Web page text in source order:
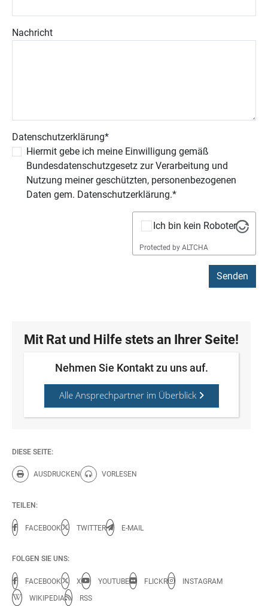
Nachricht
Datenschutzerklärung*
Hiermit gebe ich meine Einwilligung gemäß
Bundesdatenschutzgesetz zur Verarbeitung und
Nutzung meiner geschützten, personenbezogenen
Daten gem. Datenschutzerklärung.*
Ich bin kein Roboter
Protected by ALTCHA
Mit Rat und Hilfe stets an Ihrer Seite!
Nehmen Sie Kontakt zu uns auf.
Alle Ansprechpartner im Überblick
DIESE SEITE:
AUSDRUCKEN
Diese Seite drucken.
VORLESEN
Diese Seite vorlesen.
TEILEN:
FACEBOOK TWITTER E-MAIL
FOLGEN SIE UNS:
FACEBOOK X YOUTUBE FLICKR
INSTAGRAM
WIKIPEDIA
RSS